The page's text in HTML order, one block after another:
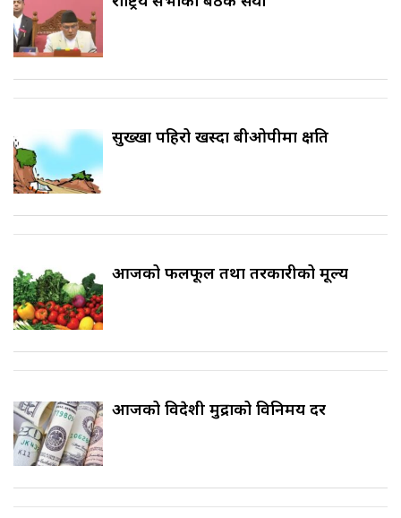
सुख्खा पहिरो खस्दा बीओपीमा क्षति
आजको फलफूल तथा तरकारीको मूल्य
आजको विदेशी मुद्राको विनिमय दर